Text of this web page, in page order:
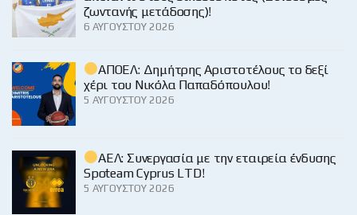
ζωντανής μετάδοσης)!
6 ΑΥΓΟΎΣΤΟΥ 2026
ΑΠΟΕΛ: Δημήτρης Αριστοτέλους το δεξί
χέρι του Νικόλα Παπαδόπουλου!
5 ΑΥΓΟΎΣΤΟΥ 2026
ΑΕΛ: Συνεργασία με την εταιρεία ένδυσης
Spoteam Cyprus LTD!
5 ΑΥΓΟΎΣΤΟΥ 2026